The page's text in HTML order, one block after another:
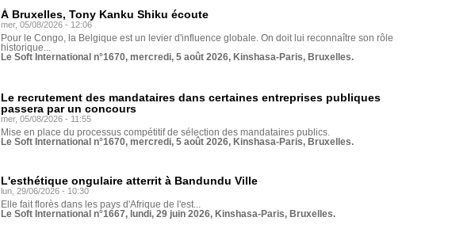
À Bruxelles, Tony Kanku Shiku écoute
mer, 05/08/2026 - 12:06
Pour le Congo, la Belgique est un levier d'influence globale. On doit lui reconnaître son rôle
historique...
Le Soft International n°1670, mercredi, 5 août 2026, Kinshasa-Paris, Bruxelles.
Le recrutement des mandataires dans certaines entreprises publiques
passera par un concours
mer, 05/08/2026 - 11:55
Mise en place du processus compétitif de sélection des mandataires publics.
Le Soft International n°1670, mercredi, 5 août 2026, Kinshasa-Paris, Bruxelles.
L'esthétique ongulaire atterrit à Bandundu Ville
lun, 29/06/2026 - 10:30
Elle fait florès dans les pays d'Afrique de l'est...
Le Soft International n°1667, lundi, 29 juin 2026, Kinshasa-Paris, Bruxelles.